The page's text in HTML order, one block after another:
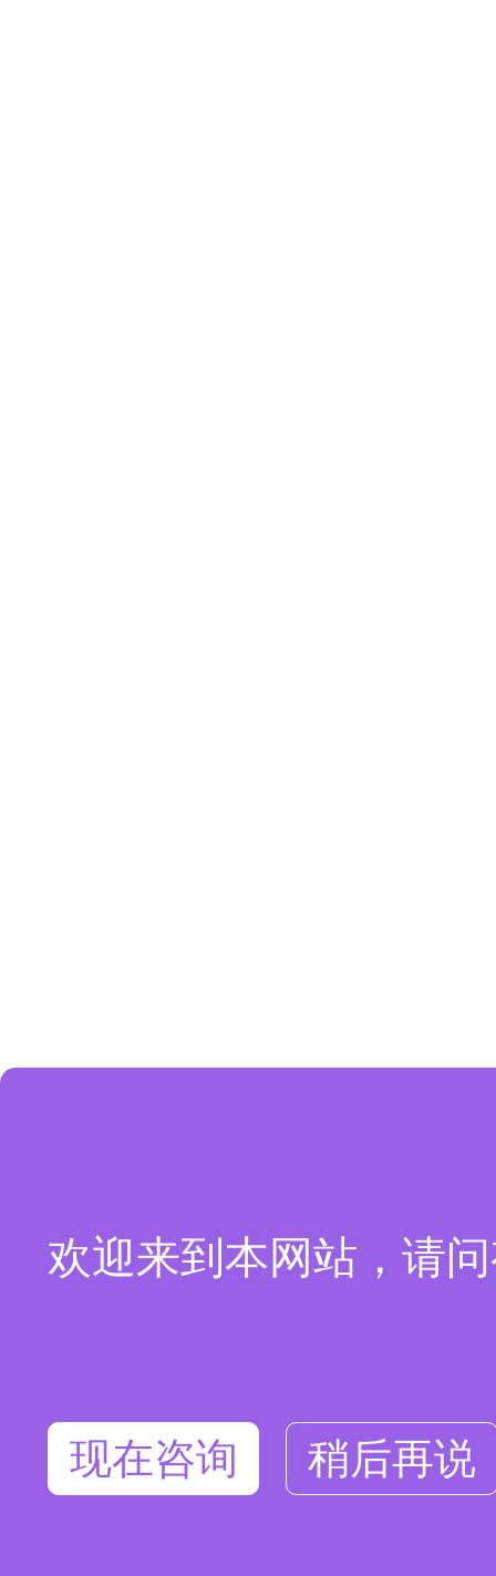
欢迎来到本网站，请
现在咨询 稍后再说